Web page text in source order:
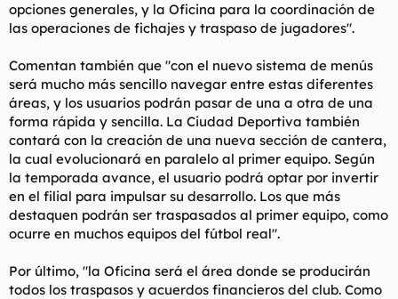
opciones generales, y la Oficina para la coordinación de
las operaciones de fichajes y traspaso de jugadores".
Comentan también que "con el nuevo sistema de menús
será mucho más sencillo navegar entre estas diferentes
áreas, y los usuarios podrán pasar de una a otra de una
forma rápida y sencilla. La Ciudad Deportiva también
contará con la creación de una nueva sección de cantera,
la cual evolucionará en paralelo al primer equipo. Según
la temporada avance, el usuario podrá optar por invertir
en el filial para impulsar su desarrollo. Los que más
destaquen podrán ser traspasados al primer equipo, como
ocurre en muchos equipos del fútbol real".
Por último, "la Oficina será el área donde se producirán
todos los traspasos y acuerdos financieros del club. Como